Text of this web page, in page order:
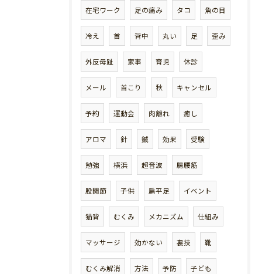
在宅ワーク 足の痛み タコ 魚の目
冷え 首 背中 丸い 足 歪み
外反母趾 家事 育児 休診
メール 首こり 秋 キャンセル
予約 運動会 肉離れ 癒し
アロマ 針 鍼 効果 受験
勉強 横浜 超音波 腸腰筋
股関節 子供 扁平足 イベント
猫背 むくみ メカニズム 仕組み
マッサージ 効かない 裏技 靴
むくみ解消 方法 予防 子ども